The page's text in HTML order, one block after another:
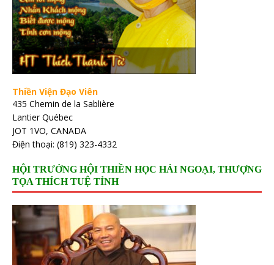
Thiền Viện Đạo Viên
435 Chemin de la Sablière
Lantier Québec
JOT 1VO, CANADA
Điện thoại: (819) 323-4332
HỘI TRƯỞNG HỘI THIỀN HỌC HẢI NGOẠI, THƯỢNG
TỌA THÍCH TUỆ TỈNH